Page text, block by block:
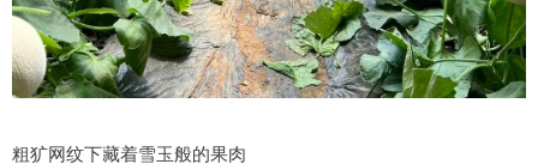
粗犷网纹下藏着雪玉般的果肉